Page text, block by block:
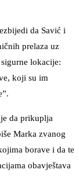
da Savić i
prelaza uz
lokacije:
koji su im
da prikuplja
Marka zvanog
borave i da te
obavještava